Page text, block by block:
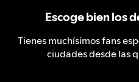
Escoge bien los
Tienes muchísimos fans
ciudades desde las